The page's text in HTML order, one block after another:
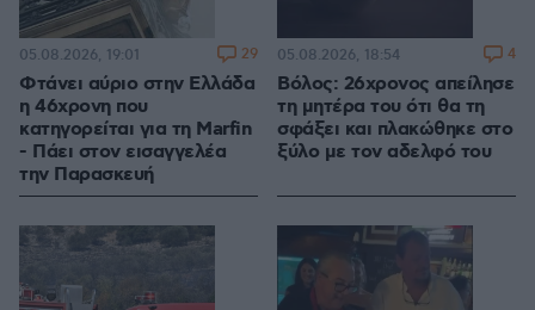
Φτάνει αύριο στην Ελλάδα
η 46χρονη που
κατηγορείται για τη Marfin
- Πάει στον εισαγγελέα
την Παρασκευή
05.08.2026, 19:01 29
Βόλος: 26χρονος απείλησε
τη μητέρα του ότι θα τη
σφάξει και πλακώθηκε στο
ξύλο με τον αδελφό του
05.08.2026, 18:54 4